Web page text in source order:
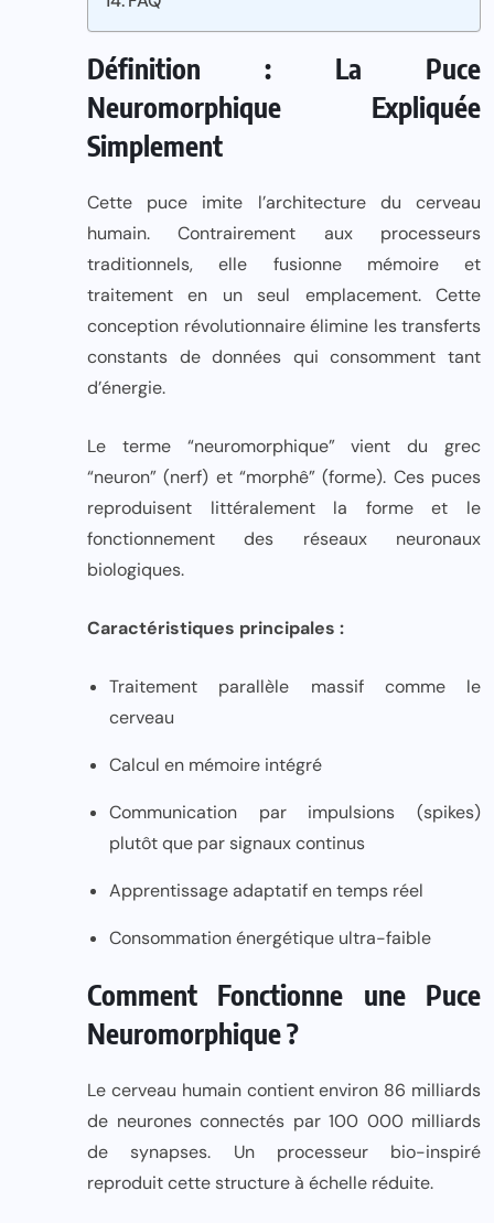
Définition : La Puce
Neuromorphique Expliquée
Simplement
Cette puce imite l’architecture du cerveau
humain. Contrairement aux processeurs
traditionnels, elle fusionne mémoire et
traitement en un seul emplacement. Cette
conception révolutionnaire élimine les transferts
constants de données qui consomment tant
d’énergie.
Le terme “neuromorphique” vient du grec
“neuron” (nerf) et “morphê” (forme). Ces puces
reproduisent littéralement la forme et le
fonctionnement des réseaux neuronaux
biologiques.
Caractéristiques principales :
Traitement parallèle massif comme le
cerveau
Calcul en mémoire intégré
Communication par impulsions (spikes)
plutôt que par signaux continus
Apprentissage adaptatif en temps réel
Consommation énergétique ultra-faible
Comment Fonctionne une Puce
Neuromorphique ?
Le cerveau humain contient environ 86 milliards
de neurones connectés par 100 000 milliards
de synapses. Un processeur bio-inspiré
reproduit cette structure à échelle réduite.